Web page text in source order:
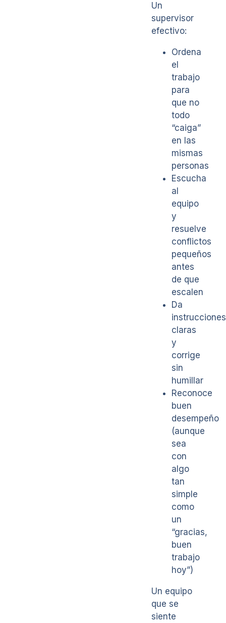
Un
supervisor
efectivo:
Ordena
el
trabajo
para
que no
todo
“caiga”
en las
mismas
personas
Escucha
al
equipo
y
resuelve
conflictos
pequeños
antes
de que
escalen
Da
instrucciones
claras
y
corrige
sin
humillar
Reconoce
buen
desempeño
(aunque
sea
con
algo
tan
simple
como
un
“gracias,
buen
trabajo
hoy”)
Un equipo
que se
siente